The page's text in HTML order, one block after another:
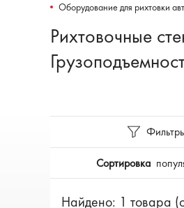
Оборудование для рихтовки
Рихтовочные
Сортировка
Найдено: 1 товара